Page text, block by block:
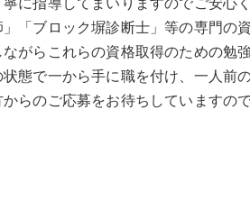
「ブロック塀診断士」等の専門の
がらこれらの資格取得のための勉
態で一から手に職を付け、一人前
らのご応募をお待ちしていますの